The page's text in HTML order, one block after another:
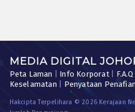
MEDIA DIGITAL
Peta Laman Info Korporat| F.A.Q
Keselamatan
Penyataan Penafian
Hakcipta Terpelihara © 2026 Kerajaan